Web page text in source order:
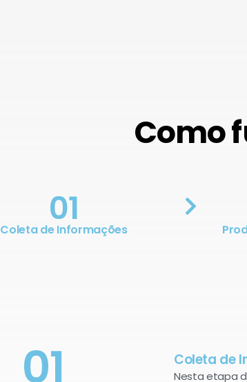
Como
01
Coleta de Informações
01 Coleta de
Nesta etapa